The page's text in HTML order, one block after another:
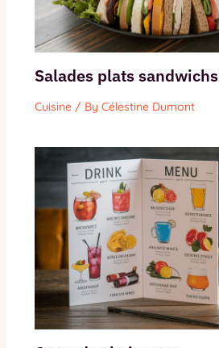
Salades plats sandwichs
Cuisine/ By Célestine Dumont